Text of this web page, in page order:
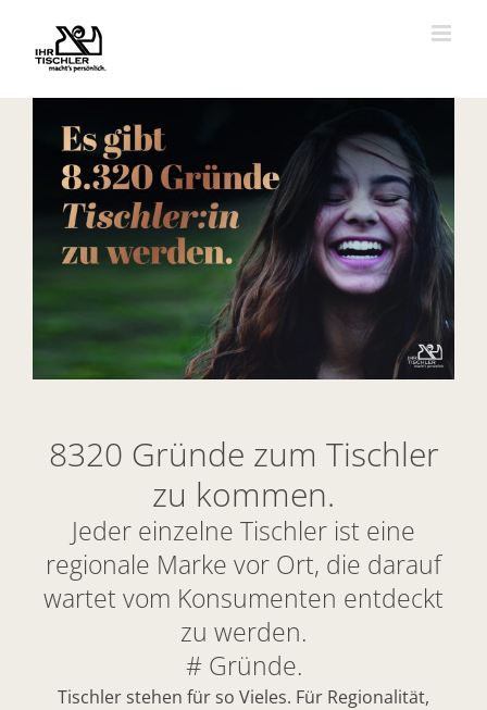
springen
grösseres
8320 Gründe zum Tischler
zu kommen.
Jeder einzelne Tischler ist eine
regionale Marke vor Ort, die darauf
wartet vom Konsumenten entdeckt
zu werden.
# Gründe.
Tischler stehen für so Vieles. Für Regionalität,